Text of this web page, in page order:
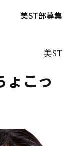
美ST部募集
美ST
こっ